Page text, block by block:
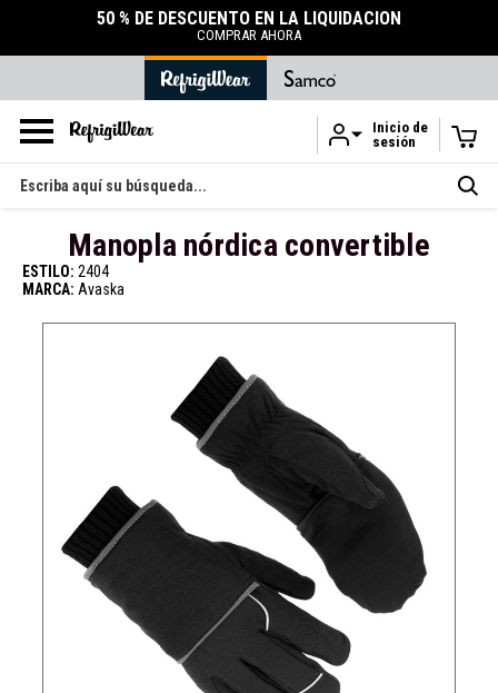
Ir al contenido principal
50 % DE DESCUENTO EN LA LIQUIDACIÓN
COMPRAR AHORA
Inicio de
sesión
Buscar
en
Manopla nórdica convertible
ESTILO: 2404
MARCA: Avaska